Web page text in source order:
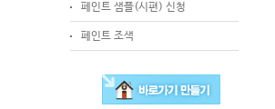
페인트 샘플(시편) 신청
페인트 조색